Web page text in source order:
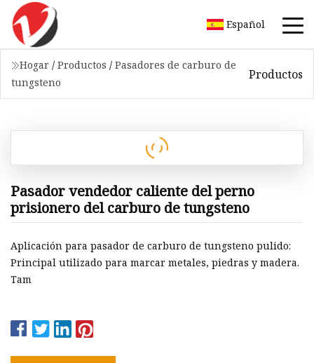
Español
Hogar / Productos / Pasadores de carburo de
tungsteno
Productos
Pasador vendedor caliente del perno
prisionero del carburo de tungsteno
Aplicación para pasador de carburo de tungsteno pulido:
Principal utilizado para marcar metales, piedras y madera.
Tam